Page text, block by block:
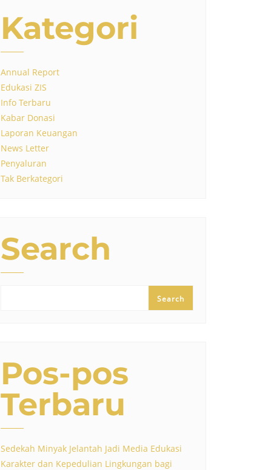
Kategori
Annual Report
Edukasi ZIS
Info Terbaru
Kabar Donasi
Laporan Keuangan
News Letter
Penyaluran
Tak Berkategori
Search
Search
Pos-pos
Terbaru
Sedekah Minyak Jelantah Jadi Media Edukasi
Karakter dan Kepedulian Lingkungan bagi